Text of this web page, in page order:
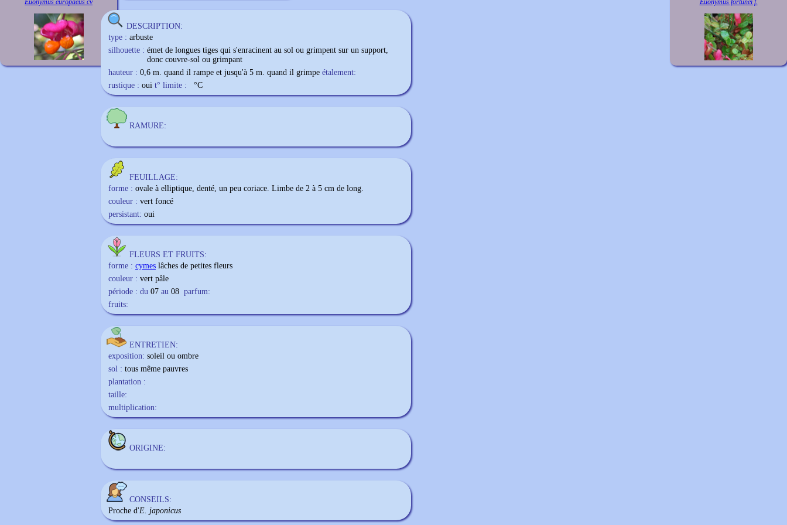
Euonymus europaeus cv Euonymus fortunei f.
DESCRIPTION:
type : arbuste
silhouette : émet de longues tiges qui s'enracinent au sol ou grimpent sur un support,
donc couvre-sol ou grimpant
hauteur : 0,6 m. quand il rampe et jusqu'à 5 m. quand il grimpe étalement:
rustique : oui t° limite : °C
RAMURE:
FEUILLAGE:
forme : ovale à elliptique, denté, un peu coriace. Limbe de 2 à 5 cm de long.
couleur : vert foncé
persistant: oui
FLEURS ET FRUITS:
forme : cymes lâches de petites fleurs
couleur : vert pâle
période : du 07 au 08 parfum:
fruits:
ENTRETIEN:
exposition: soleil ou ombre
sol : tous même pauvres
plantation :
taille:
multiplication:
ORIGINE:
CONSEILS:
Proche d'E. japonicus